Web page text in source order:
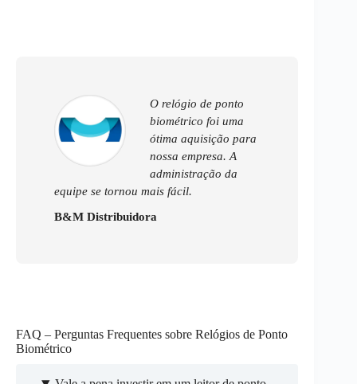
O relógio de ponto
biométrico foi uma
ótima aquisição para
nossa empresa. A
administração da
equipe se tornou mais fácil.
B&M Distribuidora
FAQ – Perguntas Frequentes sobre Relógios de Ponto
Biométrico